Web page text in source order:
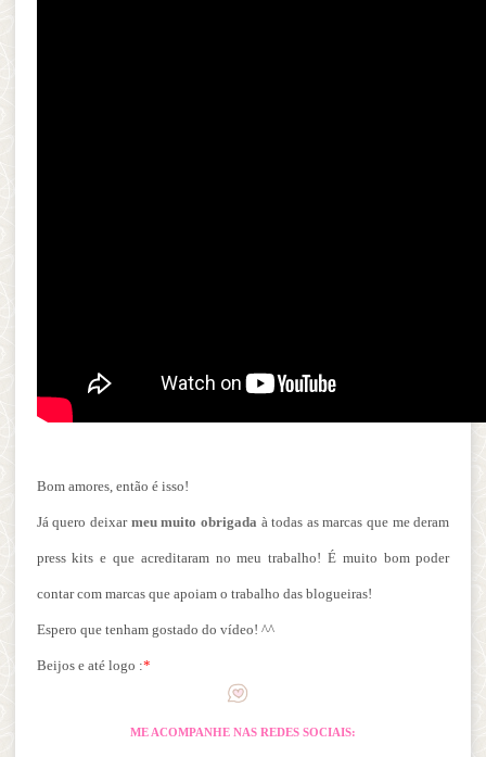
Bom amores, então é isso!
Já quero deixar meu muito obrigada à todas as marcas que me deram
press kits e que acreditaram no meu trabalho! É muito bom poder
contar com marcas que apoiam o trabalho das blogueiras!
Espero que tenham gostado do vídeo! ^^
Beijos e até logo :*
ME ACOMPANHE NAS REDES SOCIAIS: